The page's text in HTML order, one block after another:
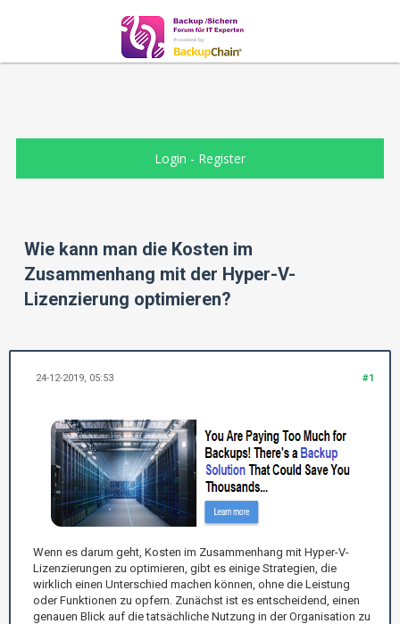
Login - Register
Wie kann man die Kosten im
Zusammenhang mit der Hyper-V-
Lizenzierung optimieren?
#1
24-12-2019, 05:53
Wenn es darum geht, Kosten im Zusammenhang mit Hyper-V-
Lizenzierungen zu optimieren, gibt es einige Strategien, die
wirklich einen Unterschied machen können, ohne die Leistung
oder Funktionen zu opfern. Zunächst ist es entscheidend, einen
genauen Blick auf die tatsächliche Nutzung in der Organisation zu